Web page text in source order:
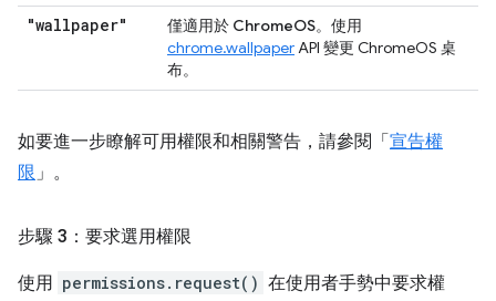
"wallpaper" 僅適用於 ChromeOS。使用
chrome.wallpaperAPI 變更 ChromeOS 桌
布。
如要進一步瞭解可用權限和相關警告，請參閱「宣告權
限 」。
步驟 3：要求選用權限
使用 permissions.request() 在使用者手勢中要求權